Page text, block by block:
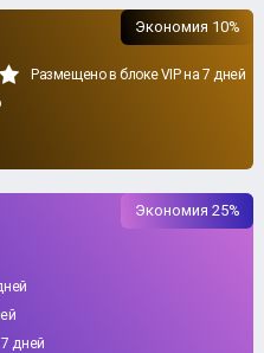
Размещено в блоке VIP на 7 дней
Экономия 10%
дней
Экономия 25%